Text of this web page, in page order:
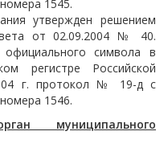
1545.
утвержден решением
от 02.09.2004 № 40.
официального символа в
регистре Российской
г. протокол № 19-д с
1546.
муниципального